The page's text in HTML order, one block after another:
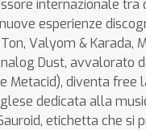
internazionale tra
esperienze
Valyom & Karada,
Dust, avvalorato
Metacid), diventa free
dedicata alla
etichetta che si